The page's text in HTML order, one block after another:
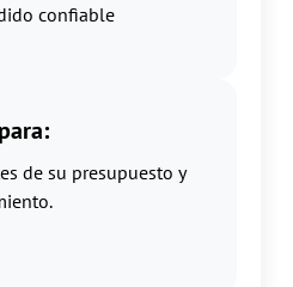
confiable
de su presupuesto y